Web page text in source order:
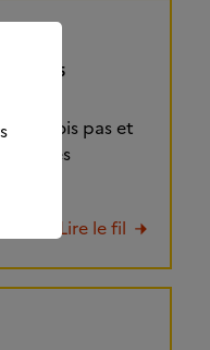
à 16:05
ne bois pas et
des
Lire le fil